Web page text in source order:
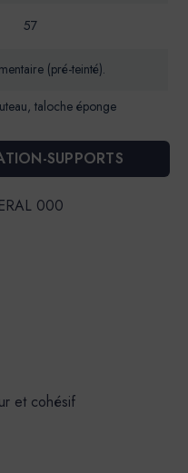
57
(pré-teinté).
taloche éponge
SUPPORTS
000
et cohésif